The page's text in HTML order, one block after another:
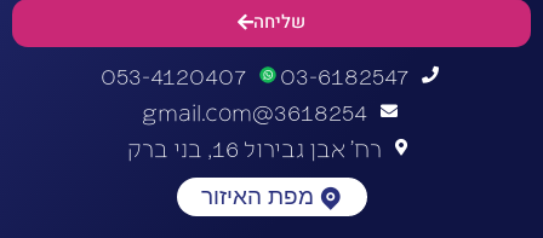
שליחה
03-6182547
053-4120407
3618254@gmail.com
רח' אבן גבירול 16, בני ברק
מפת האיזור